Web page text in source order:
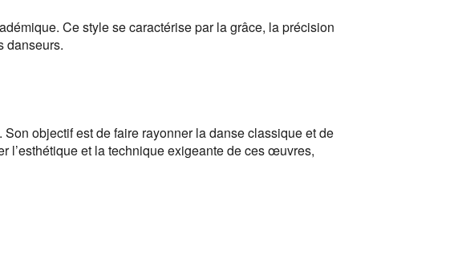
Ce style se caractérise par la grâce, la précision
danseurs.
objectif est de faire rayonner la danse classique et de
l’esthétique et la technique exigeante de ces œuvres,